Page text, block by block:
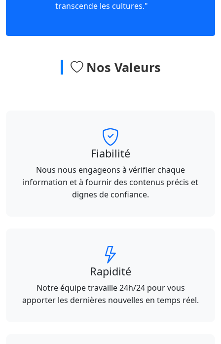
transcende les cultures."
Nos Valeurs
Fiabilité
Nous nous engageons à vérifier chaque
information et à fournir des contenus précis et
dignes de confiance.
Rapidité
Notre équipe travaille 24h/24 pour vous
apporter les dernières nouvelles en temps réel.